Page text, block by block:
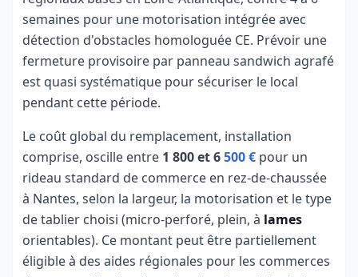
semaines pour une motorisation intégrée avec
détection d'obstacles homologuée CE. Prévoir une
fermeture provisoire par panneau sandwich agrafé
est quasi systématique pour sécuriser le local
pendant cette période.
Le coût global du remplacement, installation
comprise, oscille entre 1 800 et 6500 € pour un
rideau standard de commerce en rez-de-chaussée
à Nantes, selon la largeur, la motorisation et le type
de tablier choisi (micro-perforé, plein, à lames
orientables). Ce montant peut être partiellement
éligible à des aides régionales pour les commerces